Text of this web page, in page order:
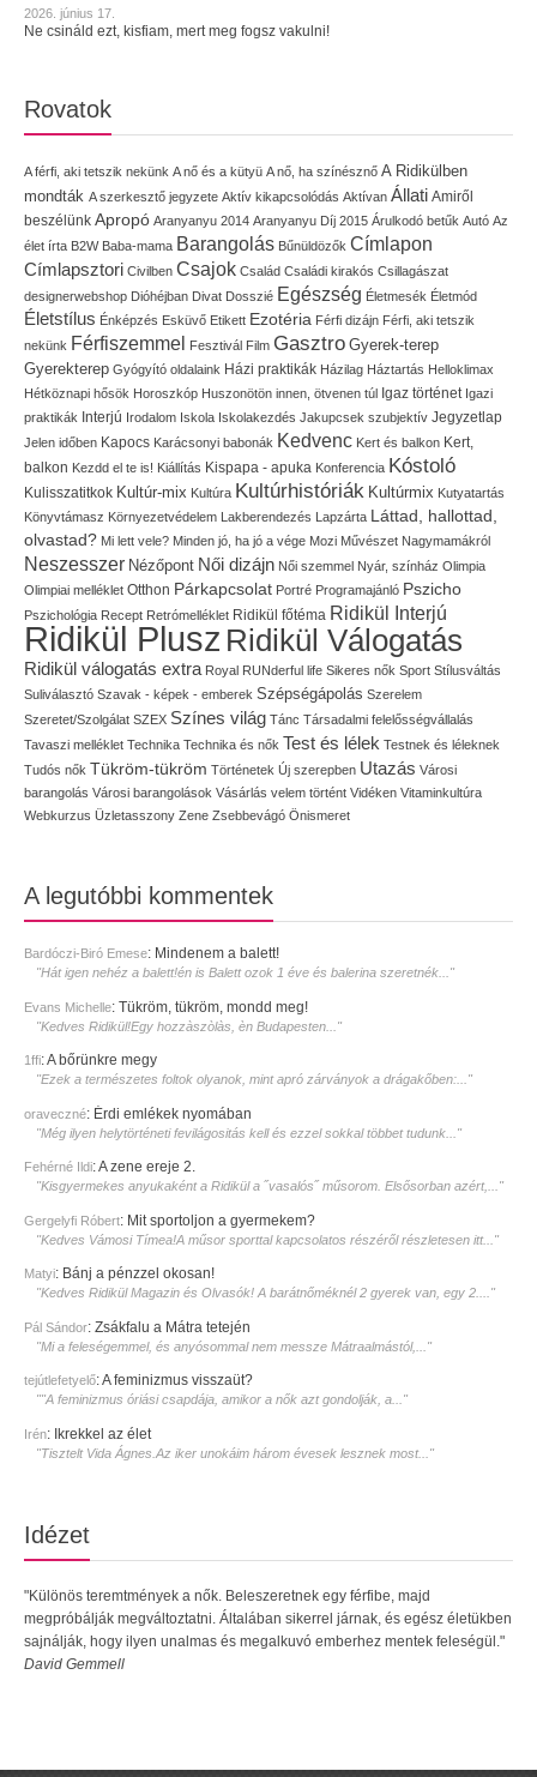
2026. június 17.
Ne csináld ezt, kisfiam, mert meg fogsz vakulni!
Rovatok
A férfi, aki tetszik nekünk A nő és a kütyü A nő, ha színésznő A Ridikülben
mondták A szerkesztő jegyzete Aktív kikapcsolódás Aktívan Állati Amiről
beszélünk Apropó Aranyanyu 2014 Aranyanyu Díj 2015 Árulkodó betűk Autó Az
élet írta B2W Baba-mama Barangolás Bűnüldözők Címlapon
Címlapsztori Civilben Csajok Család Családi kirakós Csillagászat
designerwebshop Dióhéjban Divat Dosszié Egészség Életmesék Életmód
Életstílus Énképzés Esküvő Etikett Ezotéria Férfi dizájn Férfi, aki tetszik
nekünk Férfiszemmel Fesztivál Film Gasztro Gyerek-terep
Gyerekterep Gyógyító oldalaink Házi praktikák Házilag Háztartás Helloklimax
Hétköznapi hősök Horoszkóp Huszonötön innen, ötvenen túl Igaz történet Igazi
praktikák Interjú Irodalom Iskola Iskolakezdés Jakupcsek szubjektív Jegyzetlap
Jelen időben Kapocs Karácsonyi babonák Kedvenc Kert és balkon Kert,
balkon Kezdd el te is! Kiállítás Kispapa - apuka Konferencia Kóstoló
Kulisszatitkok Kultúr-mix Kultúra Kultúrhistóriák Kultúrmix Kutyatartás
Könyvtámasz Környezetvédelem Lakberendezés Lapzárta Láttad, hallottad,
olvastad? Mi lett vele? Minden jó, ha jó a vége Mozi Művészet Nagymamákról
Neszesszer Nézőpont Női dizájn Női szemmel Nyár, színház Olimpia
Olimpiai melléklet Otthon Párkapcsolat Portré Programajánló Pszicho
Pszichológia Recept Retrómelléklet Ridikül főtéma Ridikül Interjú
Ridikül Plusz Ridikül Válogatás
Ridikül válogatás extra Royal RUNderful life Sikeres nők Sport Stílusváltás
Suliválasztó Szavak - képek - emberek Szépségápolás Szerelem
Szeretet/Szolgálat SZEX Színes világ Tánc Társadalmi felelősségvállalás
Tavaszi melléklet Technika Technika és nők Test és lélek Testnek és léleknek
Tudós nők Tükröm-tükröm Történetek Új szerepben Utazás Városi
barangolás Városi barangolások Vásárlás velem történt Vidéken Vitaminkultúra
Webkurzus Üzletasszony Zene Zsebbevágó Önismeret
A legutóbbi kommentek
Bardóczi-Biró Emese: Mindenem a balett!
"Hát igen nehéz a balett!én is Balett ozok 1 éve és balerina szeretnék..."
Evans Michelle: Tükröm, tükröm, mondd meg!
"Kedves Ridikül!Egy hozzàszòlàs, èn Budapesten..."
1ffi:A bőrünkre megy
"Ezek a természetes foltok olyanok, mint apró zárványok a drágakőben:..."
oraveczné: Érdi emlékek nyomában
"Még ilyen helytörténeti fevilágositás kell és ezzel sokkal többet tudunk..."
Fehérné Ildi:A zene ereje 2.
"Kisgyermekes anyukaként a Ridikül a ˝vasalós˝ műsorom. Elsősorban azért,..."
Gergelyfi Róbert: Mit sportoljon a gyermekem?
"Kedves Vámosi Tímea!A műsor sporttal kapcsolatos részéről részletesen itt..."
Matyi: Bánj a pénzzel okosan!
"Kedves Ridikül Magazin és Olvasók! A barátnőméknél 2 gyerek van, egy 2...."
Pál Sándor: Zsákfalu a Mátra tetején
"Mi a feleségemmel, és anyósommal nem messze Mátraalmástól,..."
tejútlefetyelő:A feminizmus visszaüt?
""A feminizmus óriási csapdája, amikor a nők azt gondolják, a..."
Irén: Ikrekkel az élet
"Tisztelt Vida Ágnes.Az iker unokáim három évesek lesznek most..."
Idézet
"Különös teremtmények a nők. Beleszeretnek egy férfibe, majd
megpróbálják megváltoztatni. Általában sikerrel járnak, és egész életükben
sajnálják, hogy ilyen unalmas és megalkuvó emberhez mentek feleségül."
David Gemmell